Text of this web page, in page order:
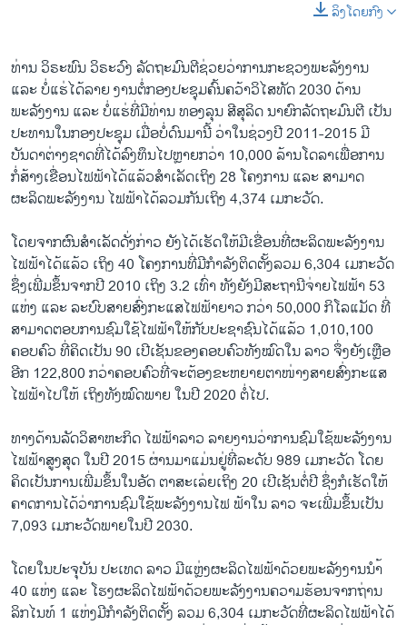
ລິງໂດຍກົງ
ທ່ານ ວິຣະພົນ ວິຣະວົງ ລັດຖະມົນຕີຊ່ວຍວ່າການກະຊວງພະລັງງານ
ແລະ ບໍ່ແຮ່ໄດ້ລາຍ ງານຕໍ່ກອງປະຊຸມຄົ້ນຄວ້າວິໄສທັດ 2030 ດ້ານ
ພະລັງງານ ແລະ ບໍ່ແຮ່ທີ່ມີທ່ານ ທອງລຸນ ສີສຸລິດ ນາຍົກລັດຖະມົນຕີ ເປັນ
ປະທານໃນກອງປະຊຸມ ເມື່ອບໍ່ດົນມານີ້ ວ່າໃນຊ່ວງປີ 2011-2015 ມີ
ບັນດາຕ່າງຊາດທີ່ໄດ້ລົງທຶນໄປຫຼາຍກວ່າ 10,000 ລ້ານໂດລາເພື່ອການ
ກໍ່ສ້າງເຂື່ອນໄຟຟ້າໄດ້ແລ້ວສຳເລັດເຖິງ 28 ໂຄງການ ແລະ ສາມາດ
ຜະລິດພະລັງງານ ໄຟຟ້າໄດ້ລວມກັນເຖິງ 4,374 ເມກະວັດ.
ໂດຍຈາກຜົນສຳເລັດດັ່ງກ່າວ ຍັງໄດ້ເຮັດໃຫ້ມີເຂື່ອນທີ່ຜະລິດພະລັງງານ
ໄຟຟ້າໄດ້ແລ້ວ ເຖິງ 40 ໂຄງການທີ່ມີກຳລັງຕິດຕັ້ງລວມ 6,304 ເມກະວັດ
ຊຶ່ງເພີ່ມຂຶ້ນຈາກປີ 2010 ເຖິງ 3.2 ເທົ່າ ທັງຍັງມີສະຖານີຈ່າຍໄຟຟ້າ 53
ແຫ່ງ ແລະ ລະບົບສາຍສົ່ງກະແສໄຟຟ້າຍາວ ກວ່າ 50,000 ກິໂລແມັດ ທີ່
ສາມາດຕອບການຊົມໃຊ້ໄຟຟ້າໃຫ້ກັບປະຊາຊົນໄດ້ແລ້ວ 1,010,100
ຄອບຄົວ ທີ່ຄິດເປັນ 90 ເປີເຊັນຂອງຄອບຄົວທັງໝົດໃນ ລາວ ຈຶ່ງຍັງເຫຼືອ
ອີກ 122,800 ກວ່າຄອບຄົວທີ່ຈະຕ້ອງຂະຫຍາຍຕາໜ່າງສາຍສົ່ງກະແສ
ໄຟຟ້າໄປໃຫ້ ເຖິງທັງໝົດພາຍ ໃນປີ 2020 ຕໍ່ໄປ.
ທາງດ້ານລັດວິສາຫະກິດ ໄຟຟ້າລາວ ລາຍງານວ່າການຊົມໃຊ້ພະລັງງານ
ໄຟຟ້າສູງສຸດ ໃນປີ 2015 ຜ່ານມາແມ່ນຢູ່ທີ່ລະດັບ 989 ເມກະວັດ ໂດຍ
ຄິດເປັນການເພີ່ມຂຶ້ນໃນອັດ ຕາສະເລ່ຍເຖິງ 20 ເປີເຊັນຕໍ່ປີ ຊຶ່ງກໍເຮັດໃຫ້
ຄາດການໄດ້ວ່າການຊົມໃຊ້ພະລັງງານໄຟ ຟ້າໃນ ລາວ ຈະເພີ່ມຂຶ້ນເປັນ
7,093 ເມກະວັດພາຍໃນປີ 2030.
ໂດຍໃນປະຈຸບັນ ປະເທດ ລາວ ມີແຫຼ່ງຜະລິດໄຟຟ້າດ້ວຍພະລັງງານນຳ້
40 ແຫ່ງ ແລະ ໂຮງຜະລິດໄຟຟ້າດ້ວຍພະລັງງານຄວາມຮ້ອນຈາກຖ່ານ
ລິກໄນທ໌ 1 ແຫ່ງມີກຳລັງຕິດຕັ້ງ ລວມ 6,304 ເມກະວັດທີ່ຜະລິດໄຟຟ້າໄດ້